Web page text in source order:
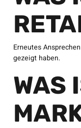
Erneutes
gezeigt haben.
WAS